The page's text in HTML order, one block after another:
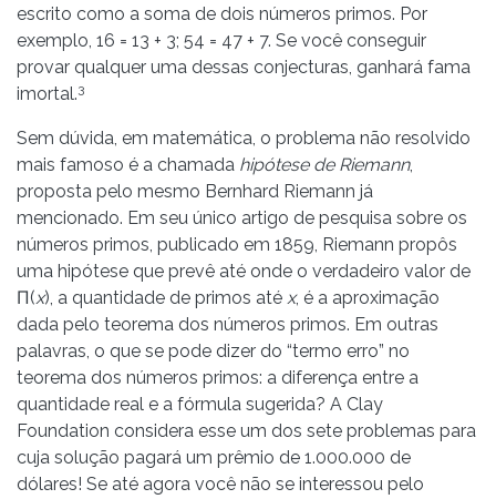
escrito como a soma de dois números primos. Por
exemplo, 16 = 13 + 3; 54 = 47 + 7. Se você conseguir
provar qualquer uma dessas conjecturas, ganhará fama
imortal.3
Sem dúvida, em matemática, o problema não resolvido
mais famoso é a chamada hipótese de Riemann,
proposta pelo mesmo Bernhard Riemann já
mencionado. Em seu único artigo de pesquisa sobre os
números primos, publicado em 1859, Riemann propôs
uma hipótese que prevê até onde o verdadeiro valor de
Π(x), a quantidade de primos até x, é a aproximação
dada pelo teorema dos números primos. Em outras
palavras, o que se pode dizer do “termo erro” no
teorema dos números primos: a diferença entre a
quantidade real e a fórmula sugerida? A Clay
Foundation considera esse um dos sete problemas para
cuja solução pagará um prêmio de 1.000.000 de
dólares! Se até agora você não se interessou pelo